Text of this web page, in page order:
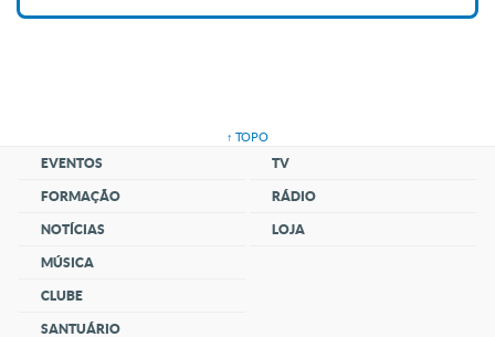
↑ TOPO
EVENTOS
FORMAÇÃO
NOTÍCIAS
MÚSICA
CLUBE
SANTUÁRIO
TV
RÁDIO
LOJA